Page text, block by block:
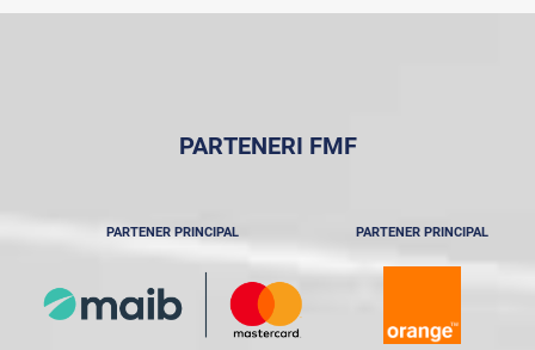
PARTENERI FMF
PARTENER PRINCIPAL PARTENER PRINCIPAL